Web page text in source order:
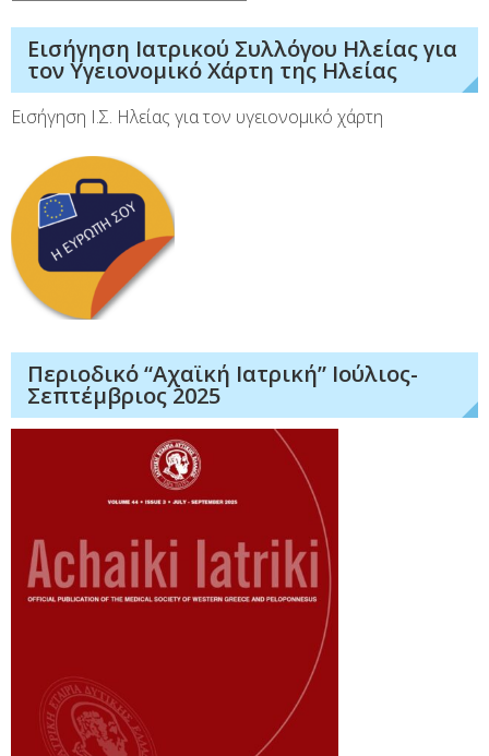
Εισήγηση Ιατρικού Συλλόγου Ηλείας για
τον Υγειονομικό Χάρτη της Ηλείας
Εισήγηση Ι.Σ. Ηλείας για τον υγειονομικό χάρτη
Περιοδικό “Αχαϊκή Ιατρική” Ιούλιος-
Σεπτέμβριος 2025